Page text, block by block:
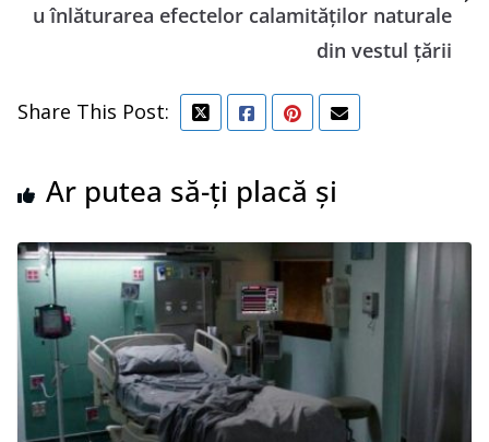
u înlăturarea efectelor calamităţilor naturale
din vestul ţării
Share This Post:
Ar putea să-ți placă și